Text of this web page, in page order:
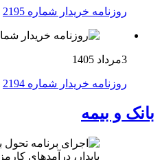
روزنامه خریدار شماره 2195
3مرداد 1405
روزنامه خریدار شماره 2194
بانک و بیمه